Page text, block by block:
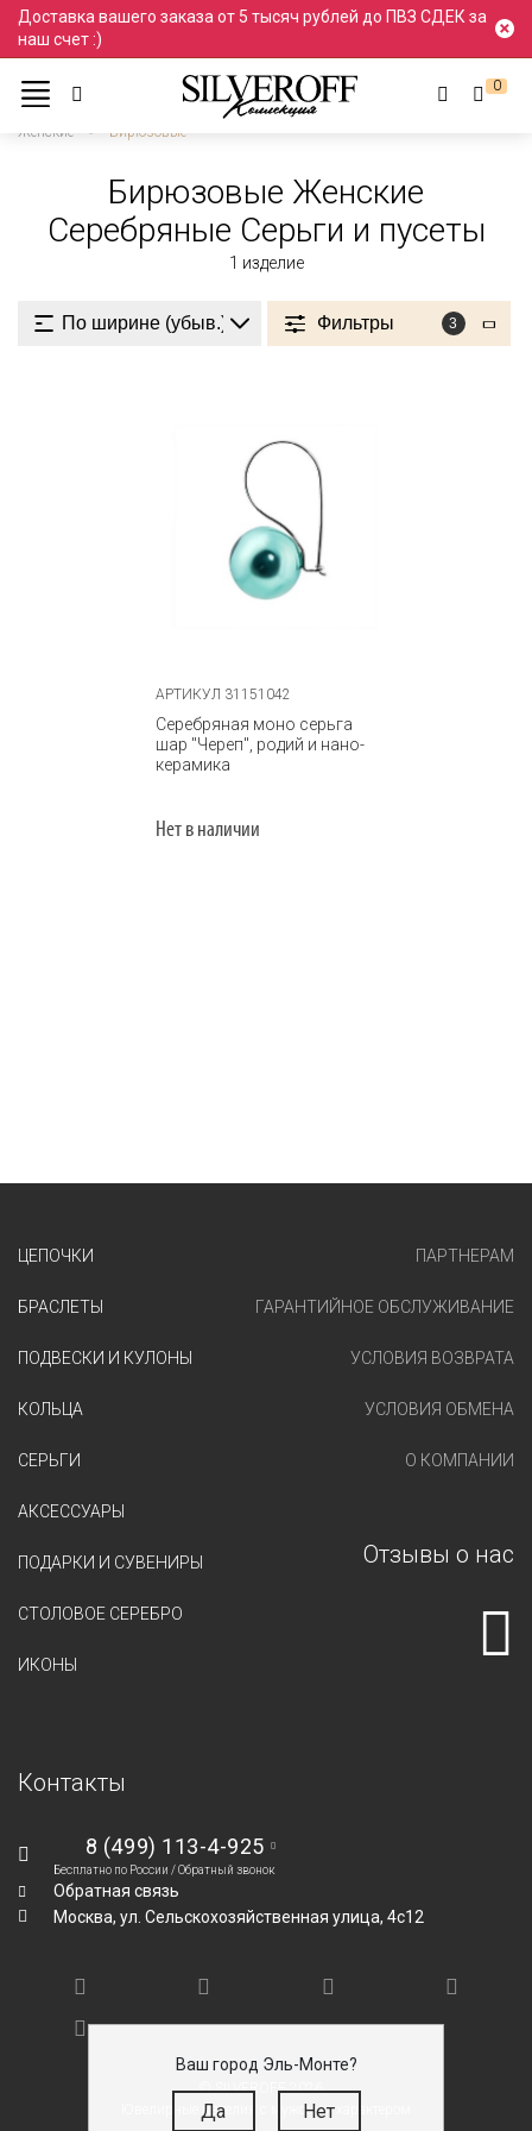
Доставка вашего заказа от 5 тысяч рублей до ПВЗ СДЕК за
наш счет :)
Ваш город Эль-Монте?
Да Нет
0
Ювелирные украшения
Серьги и пусеты
Женские
Бирюзовые
Бирюзовые Женские
Серебряные Серьги и пусеты
1 изделие
Фильтры 3
АРТИКУЛ 31151042
Серебряная моно серьга
шар "Череп", родий и нано-
керамика
Нет в наличии
ЦЕПОЧКИ
БРАСЛЕТЫ
ПОДВЕСКИ И КУЛОНЫ
КОЛЬЦА
СЕРЬГИ
АКСЕССУАРЫ
ПОДАРКИ И СУВЕНИРЫ
СТОЛОВОЕ СЕРЕБРО
ИКОНЫ
ПАРТНЕРАМ
ГАРАНТИЙНОЕ ОБСЛУЖИВАНИЕ
УСЛОВИЯ ВОЗВРАТА
УСЛОВИЯ ОБМЕНА
О КОМПАНИИ
Отзывы о нас
Контакты
8 (499) 113-4-925
Бесплатно по России /Обратный звонок
Обратная связь
Москва, ул. Сельскохозяйственная улица, 4с12
© SILVEROFF 2026
Ювелирные изделия с мужским характером